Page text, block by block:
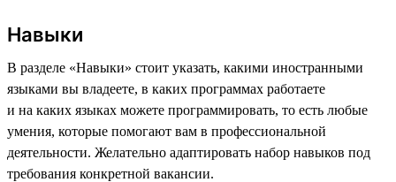
Навыки
В разделе «Навыки» стоит указать, какими иностранными
языками вы владеете, в каких программах работаете
и на каких языках можете программировать, то есть любые
умения, которые помогают вам в профессиональной
деятельности. Желательно адаптировать набор навыков под
требования конкретной вакансии.